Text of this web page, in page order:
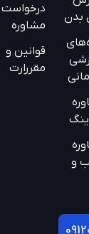
درخواست
مشاوره
قوانین و
مقررارت